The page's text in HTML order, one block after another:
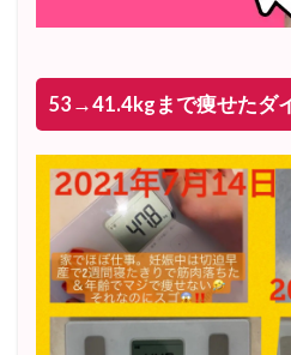
53→41.4kgまで痩せたダ